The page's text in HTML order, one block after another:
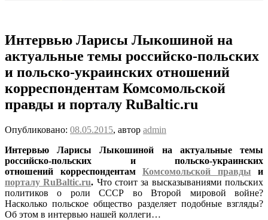
Интервью Ларисы Лыкошиной на
актуальные темы российско-польских
и польско-украинских отношений
корреспондентам Комсомольской
правды и порталу RuBaltic.ru
Опубликовано: 08.05.2015, автор admin
Интервью Ларисы Лыкошиной на актуальные темы
российско-польских и польско-украинских
отношений корреспондентам Комсомольской правды и
порталу RuBaltic.ru. Что стоит за высказываниями польских
политиков о роли СССР во Второй мировой войне?
Насколько польское общество разделяет подобные взгляды?
Об этом в интервью нашей коллеги…